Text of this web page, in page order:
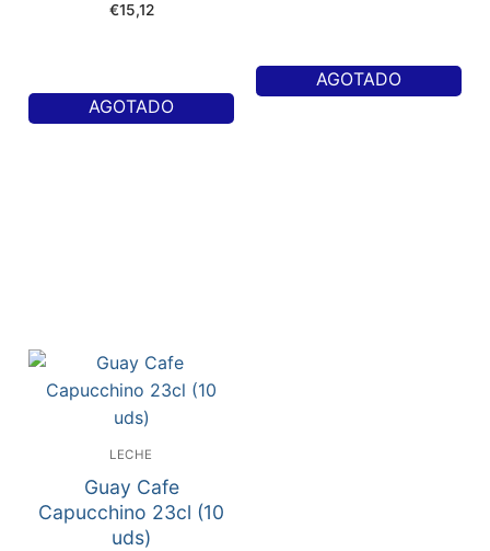
€15,12
AGOTADO
AGOTADO
LECHE
Guay Cafe
Capucchino 23cl (10
uds)